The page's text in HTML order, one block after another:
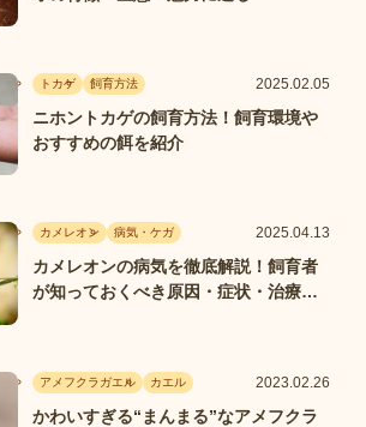
トカゲ 飼育方法 2025.02.05
ニホントカゲの飼育方法！飼育環境や
おすすめの餌を紹介
カメレオン 病気・ケガ 2025.04.13
カメレオンの病気を徹底解説！飼育者
が知っておくべき原因・症状・治療・
アメフクラガエル カエル 2023.02.26
かわいすぎる“まんまる”なアメフクラ